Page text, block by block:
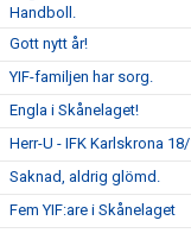
Handboll.
Gott nytt år!
YIF-familjen har sorg.
Engla i Skånelaget!
Herr-U - IFK Karlskrona
Saknad, aldrig glömd.
Fem YIF:are i Skånelaget